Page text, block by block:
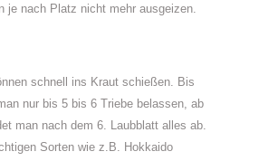
je nach Platz nicht mehr ausgeizen.
schnell ins Kraut schießen. Bis
nur bis 5 bis 6 Triebe belassen, ab
man nach dem 6. Laubblatt alles ab.
Sorten wie z.B. Hokkaido